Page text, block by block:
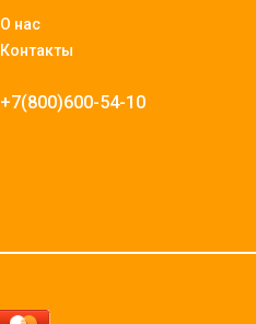
О нас
Контакты
+7(800)600-54-10